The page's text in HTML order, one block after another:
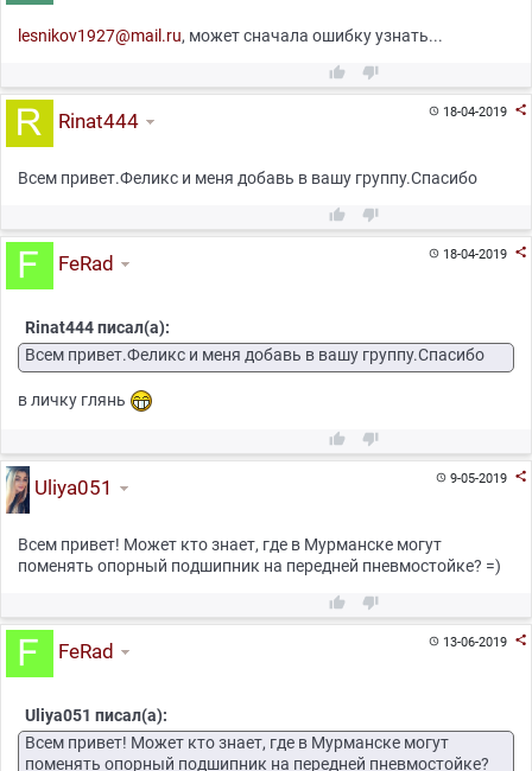
lesnikov1927@mail.ru, может сначала ошибку узнать...
 
18-04-2019 
Rinat444
Всем привет.Феликс и меня добавь в вашу группу.Спасибо
 
18-04-2019 
FeRad
Rinat444 писал(а):
Всем привет.Феликс и меня добавь в вашу группу.Спасибо
в личку глянь
 
9-05-2019 
Uliya051
Всем привет! Может кто знает, где в Мурманске могут
поменять опорный подшипник на передней пневмостойке? =)
 
13-06-2019 
FeRad
Uliya051 писал(а):
Всем привет! Может кто знает, где в Мурманске могут
поменять опорный подшипник на передней пневмостойке?